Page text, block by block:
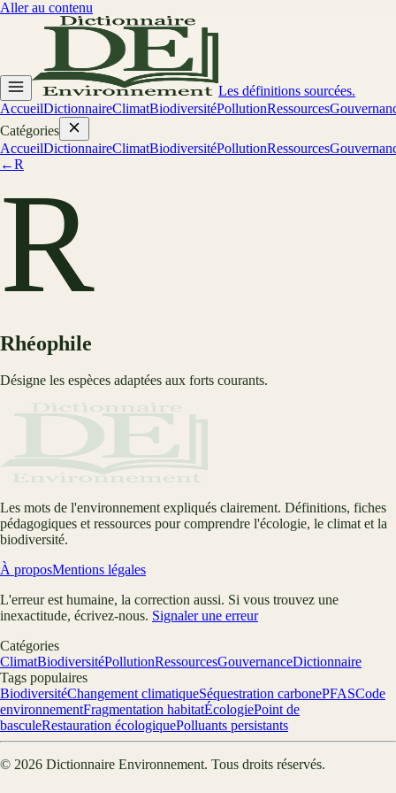
Aller au contenu
Les définitions sourcées.
AccueilDictionnaireClimatBiodiversitéPollutionRessources
Catégories
AccueilDictionnaireClimatBiodiversitéPollutionRessources
←R
R
Rhéophile
Désigne les espèces adaptées aux forts courants.
Les mots de l'environnement expliqués clairement. Définitions, fiches
pédagogiques et ressources pour comprendre l'écologie, le climat et la
biodiversité.
À proposMentions légales
L'erreur est humaine, la correction aussi. Si vous trouvez une
inexactitude, écrivez-nous. Signaler une erreur
Catégories
ClimatBiodiversitéPollutionRessourcesGouvernanceDictionnaire
Tags populaires
BiodiversitéChangement climatiqueSéquestration carbonePFASCode
environnementFragmentation habitatÉcologiePoint de
basculeRestauration écologiquePolluants persistants
© 2026 Dictionnaire Environnement. Tous droits réservés.